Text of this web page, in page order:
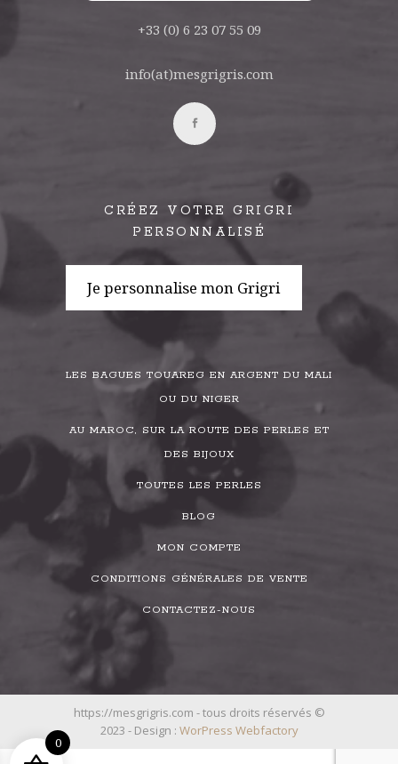
+33 (0) 6 23 07 55 09
info(at)mesgrigris.com
CRÉEZ VOTRE GRIGRI
PERSONNALISÉ
Je personnalise mon Grigri
LES BAGUES TOUAREG EN ARGENT DU MALI
OU DU NIGER
AU MAROC, SUR LA ROUTE DES PERLES ET
DES BIJOUX
TOUTES LES PERLES
BLOG
MON COMPTE
CONDITIONS GÉNÉRALES DE VENTE
CONTACTEZ-NOUS
https://mesgrigris.com - tous droits réservés ©
2023 - Design : WorPress Webfactory
0